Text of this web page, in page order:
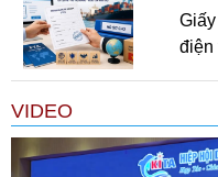
điện
VIDEO